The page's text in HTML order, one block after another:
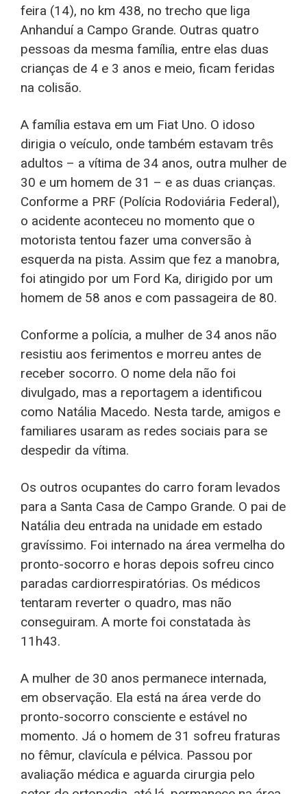
feira (14), no km 438, no trecho que liga
Anhanduí a Campo Grande. Outras quatro
pessoas da mesma família, entre elas duas
crianças de 4 e 3 anos e meio, ficam feridas
na colisão.
A família estava em um Fiat Uno. O idoso
dirigia o veículo, onde também estavam três
adultos – a vítima de 34 anos, outra mulher de
30 e um homem de 31 – e as duas crianças.
Conforme a PRF (Polícia Rodoviária Federal),
o acidente aconteceu no momento que o
motorista tentou fazer uma conversão à
esquerda na pista. Assim que fez a manobra,
foi atingido por um Ford Ka, dirigido por um
homem de 58 anos e com passageira de 80.
Conforme a polícia, a mulher de 34 anos não
resistiu aos ferimentos e morreu antes de
receber socorro. O nome dela não foi
divulgado, mas a reportagem a identificou
como Natália Macedo. Nesta tarde, amigos e
familiares usaram as redes sociais para se
despedir da vítima.
Os outros ocupantes do carro foram levados
para a Santa Casa de Campo Grande. O pai de
Natália deu entrada na unidade em estado
gravíssimo. Foi internado na área vermelha do
pronto-socorro e horas depois sofreu cinco
paradas cardiorrespiratórias. Os médicos
tentaram reverter o quadro, mas não
conseguiram. A morte foi constatada às
11h43.
A mulher de 30 anos permanece internada,
em observação. Ela está na área verde do
pronto-socorro consciente e estável no
momento. Já o homem de 31 sofreu fraturas
no fêmur, clavícula e pélvica. Passou por
avaliação médica e aguarda cirurgia pelo